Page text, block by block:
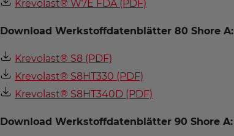
Krevolast® W7E FDA (PDF)
Download Werkstoffdatenblätter 80 Shore A:
Krevolast® S8 (PDF)
Krevolast® S8HT330 (PDF)
Krevolast® S8HT340D (PDF)
Download Werkstoffdatenblätter 90 Shore A: